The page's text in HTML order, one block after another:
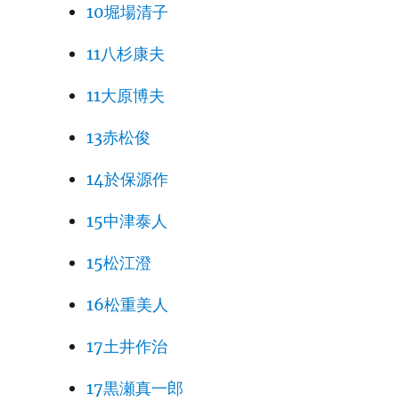
10堀場清子
11八杉康夫
11大原博夫
13赤松俊
14於保源作
15中津泰人
15松江澄
16松重美人
17土井作治
17黒瀬真一郎